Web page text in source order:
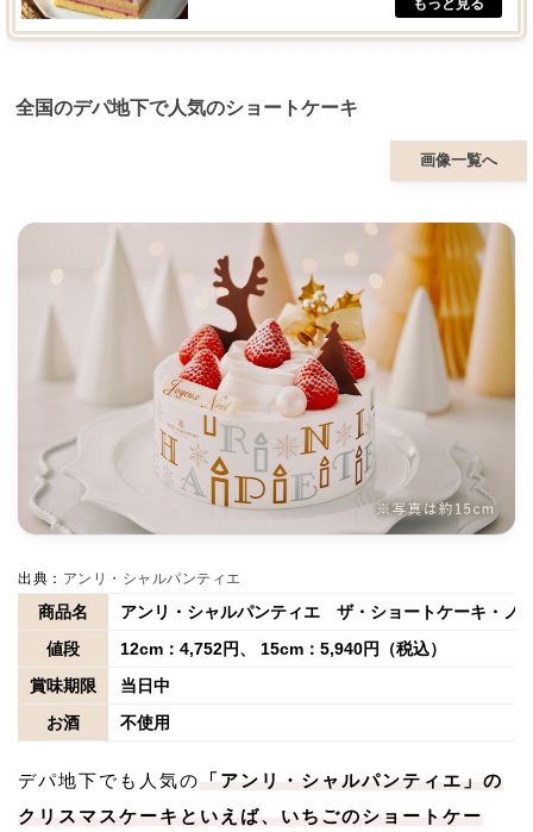
全国のデパ地下で人気のショートケーキ
画像一覧へ
出典： アンリ・シャルパンティエ
商品名
アンリ・シャルパンティエ ザ・ショートケーキ・ノ
値段
12cm：4,752円、 15cm：5,940円（税込）
賞味期限
当日中
お酒
不使用
デパ地下でも人気の
「アンリ・シャルパンティエ」の
クリスマスケーキといえば、いちごのショートケー